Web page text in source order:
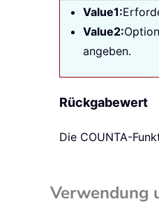
Value1:
Value2:
angeben.
Rückgabewert
Die COUNTA-
Verwendung